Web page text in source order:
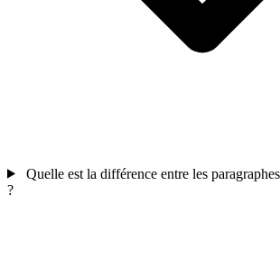
Quelle est la différence entre les
?